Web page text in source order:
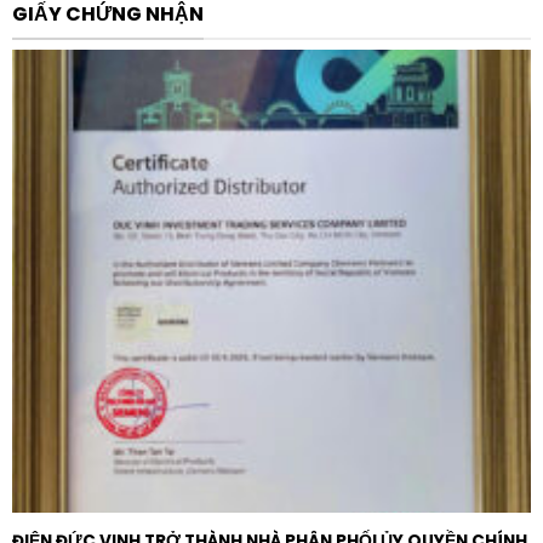
Việc tích hợp sẵn chức năng ngắt mô-men xoắn an
toàn (Safe Torque Off – STO) đạt chuẩn SIL3 đảm
bảo an toàn tối đa cho nhân viên vận hành và thiết bị
khi xảy ra sự cố. Ngoài ra, thiết kế dạng mô-đun giúp
việc bảo trì, thay thế trở nên dễ dàng và nhanh chóng
hơn bao giờ hết.
Ứng dụng thực tế
Nhờ dải tính năng đa dụng và công suất mạnh mẽ, sản
phẩm này được ứng dụng rộng rãi trong nhiều lĩnh vực:
Hệ thống bơm và quạt:
áp suất trong các nhà máy xử lý nước, hệ thống
HVAC và quạt thông gió công nghiệp.
Ngành thực phẩm và đồ uống (F&B):
chuyền sản xuất tự động.
GIẤY CHỨNG NHẬN